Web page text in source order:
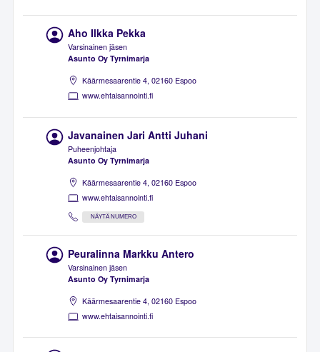
Aho Ilkka Pekka
Varsinainen jäsen
Asunto Oy Tyrnimarja
Käärmesaarentie 4, 02160 Espoo
www.ehtaisannointi.fi
Javanainen Jari Antti Juhani
Puheenjohtaja
Asunto Oy Tyrnimarja
Käärmesaarentie 4, 02160 Espoo
www.ehtaisannointi.fi
NÄYTÄ NUMERO
Peuralinna Markku Antero
Varsinainen jäsen
Asunto Oy Tyrnimarja
Käärmesaarentie 4, 02160 Espoo
www.ehtaisannointi.fi